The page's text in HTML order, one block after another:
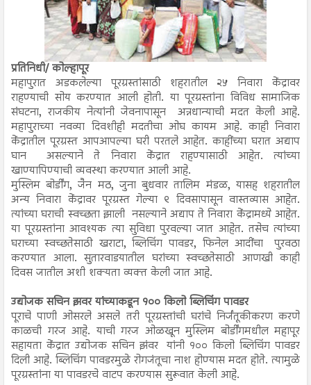
प्रतिनिधी/ कोल्हापूर
महापुरात अडकलेल्या पूरग्रस्तांसाठी शहरातील २५ निवारा केंद्रावर
राहण्याची सोय करण्यात आली होती. या पूरग्रस्तांना विविध सामाजिक
संघटना, राजकीय नेत्यांनी जेवनापासून अन्नधान्याची मदत केली आहे.
महापुराच्या नवव्या दिवशीही मदतीचा ओघ कायम आहे. काही निवारा
केंद्रातील पूरग्रस्त आपआपल्या घरी परतले आहेत. काहींच्या घरात अद्याप
घान असल्याने ते निवारा केंद्रात राहण्यासाठी आहेत. त्यांच्या
खाण्यापिण्याची व्यवस्था करण्यात आली आहे.
मुस्लिम बोर्डींग, जैन मठ, जुना बुधवार तालिम मंडळ, यासह शहरातील
अन्य निवारा केंद्रावर पूरग्रस्त गेल्या ९ दिवसापासून वास्तव्यास आहेत.
त्यांच्या घराची स्वच्छता झाली नसल्याने अद्याप ते निवारा केंद्रामध्ये आहेत.
या पूरग्रस्तांना आवश्यक त्या सुविधा पुरवल्या जात आहेत. तसेच त्यांच्या
घराच्या स्वच्छतेसाठी खराटा, ब्लिचिंग पावडर, फिनेल आदींचा पुरवठा
करण्यात आला. सुतारवाडयातील घरांच्या स्वच्छतेसाठी आणखी काही
दिवस जातील अशी शक्यता व्यक्त केली जात आहे.
उद्योजक सचिन झवर यांच्याकडून १०० किलो ब्लिचिंग पावडर
पूराचे पाणी ओसरले असले तरी पूरग्रस्तांची घरांचे निर्जंतूकीकरण करणे
काळची गरज आहे. याची गरज ओळखून मुस्लिम बोर्डींगमधील महापूर
सहायता केंद्रात उद्योजक सचिन झंवर यांनी १०० किलो ब्लिचिंग पावडर
दिली आहे. ब्लिचिंग पावडरमुळे रोगजंतूचा नाश होण्यास मदत होते. त्यामुळे
पूरग्रस्तांना या पावडरचे वाटप करण्यास सुरूवात केली आहे.